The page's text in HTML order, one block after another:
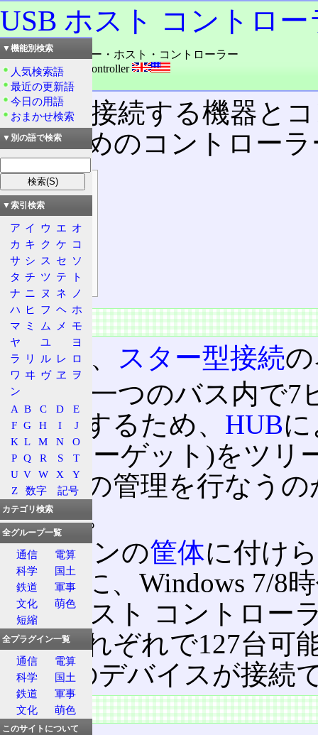
USB ホスト コントロー
読み：ユーエスビー・ホスト・コントローラー
外語：USB Host Controller
品詞：名詞
USBで接続する機器と
するためのコントローラ
目次
概要
特徴
主導権
種類
確認方法
概要
USBは、 スター型接続
USBは一つのバス内で
を管理するため、 HUB
装置(ターゲット)をツ
り、その管理を行なう
である。
パソコンの筐体に付け
無関係に、Windows 7/8
USB ホスト コントロー
い。それぞれで127台可
254台のデバイスが接続
特徴
▼機能別検索
人気検索語
最近の更新語
今日の用語
おまかせ検索
▼別の語で検索
▼索引検索
ア イ ウ エ オ
カ キ ク ケ コ
サ シ ス セ ソ
タ チ ツ テ
ト
ナ ニ ヌ ネ
ノ
ハ ヒ フ ヘ ホ
マ ミ ム メ
モ
ヤ
ユ
ヨ
ラ
リ ル レ ロ
ワ ヰ ヴ ヱ
ヲ
ン
A B C D
E
F G H I
J
K L M N
O
P Q R S
T
U V W X
Y
Z
数字 記号
カテゴリ検索
全グループ一覧
通信
電算
科学
国土
鉄道
軍事
文化
萌色
短縮
全プラグイン一覧
通信
電算
科学
国土
鉄道
軍事
文化
萌色
このサイトについて